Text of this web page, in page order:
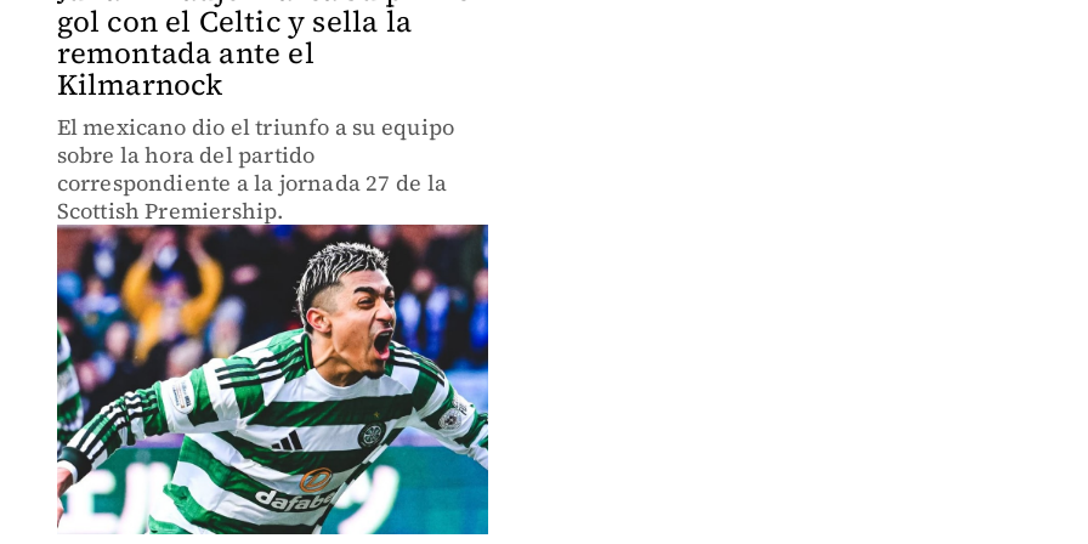
gol con el Celtic y sella la
remontada ante el
Kilmarnock
El mexicano dio el triunfo a su equipo
sobre la hora del partido
correspondiente a la jornada 27 de la
Scottish Premiership.